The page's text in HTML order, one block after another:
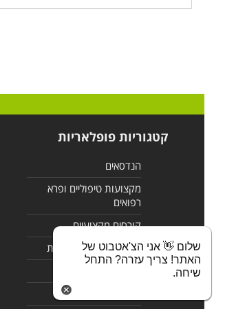
קטגוריות פופלאריות
הנדסאים
מקצועות טיפוליים ופרא
רפואים
קורסים מקצועיים
לימודי מחשבים ורשתות
שלום 👋 אני הצ'אטבוט של
האתר! צריך עזרה? התחל
שיחה.